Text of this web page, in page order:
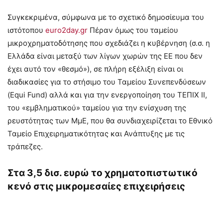
Συγκεκριμένα, σύμφωνα με το σχετικό δημοσίευμα του
ιστότοπου euro2day.gr Πέραν όμως του ταμείου
μικροχρηματοδότησης που σχεδιάζει η κυβέρνηση (σ.σ. η
Ελλάδα είναι μεταξύ των λίγων χωρών της ΕΕ που δεν
έχει αυτό τον «θεσμό»), σε πλήρη εξέλιξη είναι οι
διαδικασίες για το στήσιμο του Ταμείου Συνεπενδύσεων
(Equi Fund) αλλά και για την ενεργοποίηση του ΤΕΠΙΧ ΙΙ,
του «εμβληματικού» ταμείου για την ενίσχυση της
ρευστότητας των ΜμΕ, που θα συνδιαχειρίζεται το Εθνικό
Ταμείο Επιχειρηματικότητας και Ανάπτυξης με τις
τράπεζες.
Στα 3,5 δισ. ευρώ το χρηματοπιστωτικό
κενό στις μικρομεσαίες επιχειρήσεις